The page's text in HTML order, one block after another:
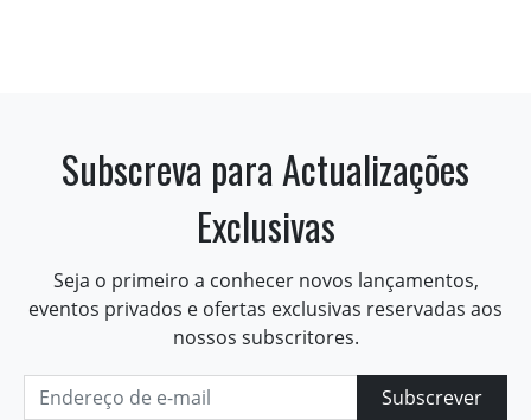
Subscreva para Actualizações
Exclusivas
Seja o primeiro a conhecer novos lançamentos,
eventos privados e ofertas exclusivas reservadas aos
nossos subscritores.
Subscrever